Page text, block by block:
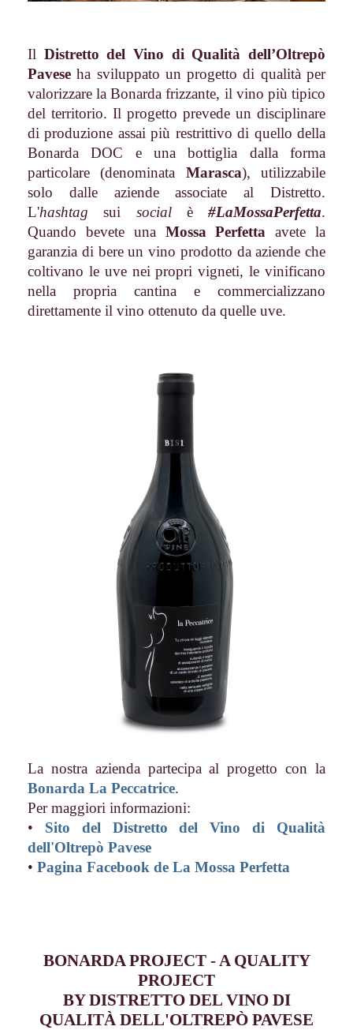
Il Distretto del Vino di Qualità dell’Oltrepò
Pavese ha sviluppato un progetto di qualità per
valorizzare la Bonarda frizzante, il vino più tipico
del territorio. Il progetto prevede un disciplinare
di produzione assai più restrittivo di quello della
Bonarda DOC e una bottiglia dalla forma
particolare (denominata Marasca), utilizzabile
solo dalle aziende associate al Distretto.
L'hashtag sui socialè #LaMossaPerfetta.
Quando bevete una Mossa Perfetta avete la
garanzia di bere un vino prodotto da aziende che
coltivano le uve nei propri vigneti, le vinificano
nella propria cantina e commercializzano
direttamente il vino ottenuto da quelle uve.
La nostra azienda partecipa al progetto con la
Bonarda La Peccatrice.
Per maggiori informazioni:
• Sito del Distretto del Vino di Qualità
dell'Oltrepò Pavese
• Pagina Facebook de La Mossa Perfetta
BONARDA PROJECT - A QUALITY
PROJECT
BY DISTRETTO DEL VINO DI
QUALITÀ DELL'OLTREPÒ PAVESE